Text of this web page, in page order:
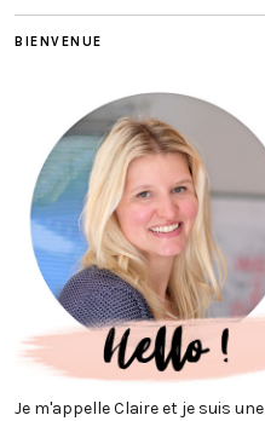
BIENVENUE
Je m'appelle Claire et je suis une